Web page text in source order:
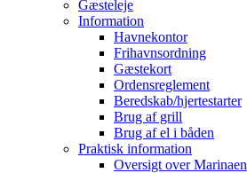
Gæsteleje
Information
Havnekontor
Frihavnsordning
Gæstekort
Ordensreglement
Beredskab/hjertestarter
Brug af grill
Brug af el i båden
Praktisk information
Oversigt over Marinaen